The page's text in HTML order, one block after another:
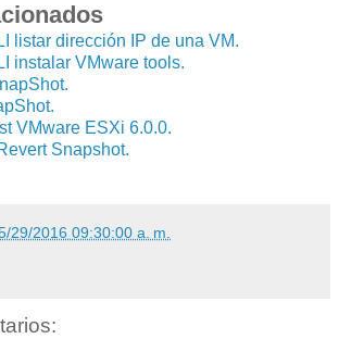
listar dirección IP de una VM.
instalar VMware tools.
VMware ESXi 6.0.0.
Snapshot.
29/2016 09:30:00 a. m.